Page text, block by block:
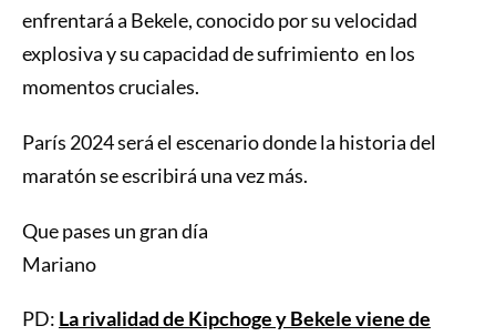
enfrentará a Bekele, conocido por su velocidad
explosiva y su capacidad de sufrimiento en los
momentos cruciales.
París 2024 será el escenario donde la historia del
maratón se escribirá una vez más.
Que pases un gran día
Mariano
PD: La rivalidad de Kipchoge y Bekele viene de